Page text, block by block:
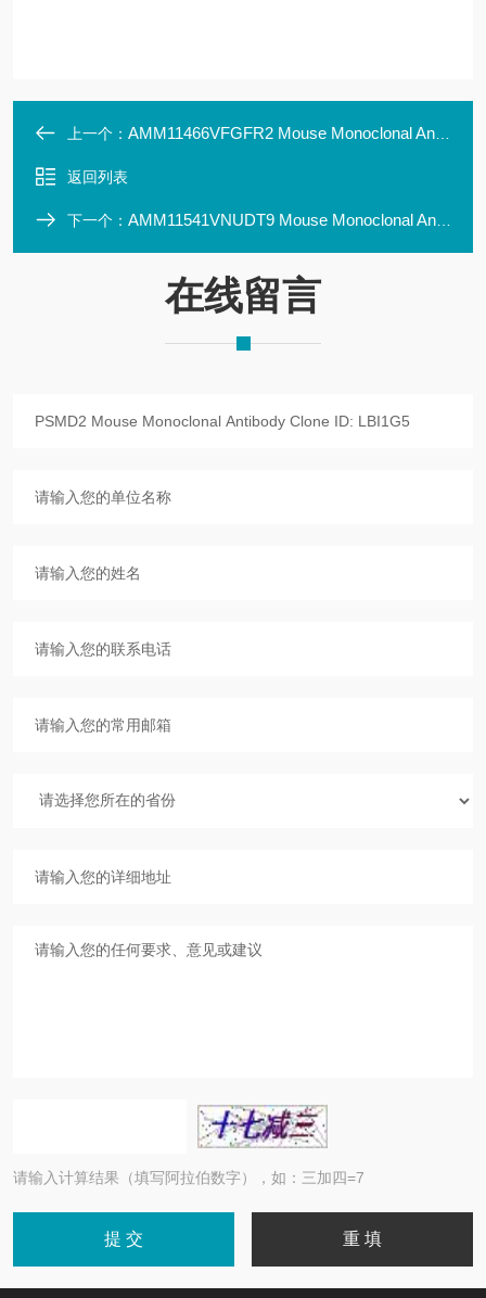
上一个： AMM11466VFGFR2 Mouse Monoclonal Antibody Clone ID: LBI5C5
返回列表
下一个： AMM11541VNUDT9 Mouse Monoclonal Antibody Clone ID: LBI 7F12
在线留言
请输入计算结果（填写阿拉伯数字），如：三加四=7